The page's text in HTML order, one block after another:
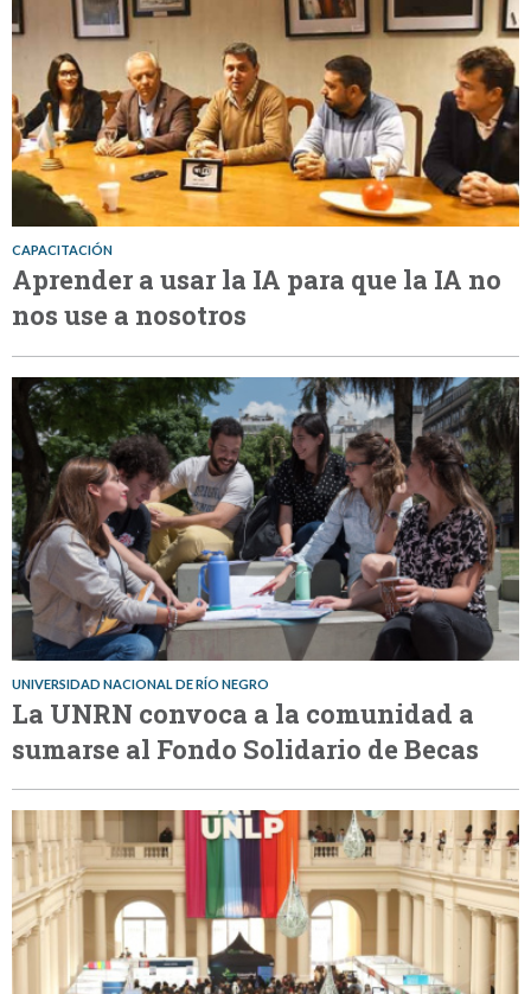
CAPACITACIÓN
Aprender a usar la IA para que la IA no
nos use a nosotros
UNIVERSIDAD NACIONAL DE RÍO NEGRO
La UNRN convoca a la comunidad a
sumarse al Fondo Solidario de Becas